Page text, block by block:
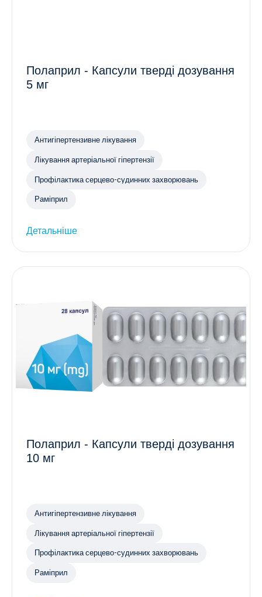
Полаприл - Капсули тверді дозування
5 мг
Антигіпертензивне лікування
Лікування артеріальної гіпертензії
Профілактика серцево-судинних захворювань
Раміприл
Детальніше
Полаприл - Капсули тверді дозування
10 мг
Антигіпертензивне лікування
Лікування артеріальної гіпертензії
Профілактика серцево-судинних захворювань
Раміприл